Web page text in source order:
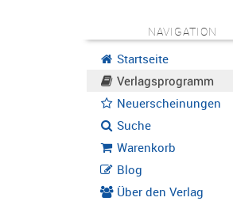
NAVIGATION
Startseite
Verlagsprogramm
Neuerscheinungen
Suche
Warenkorb
Blog
Über den Verlag